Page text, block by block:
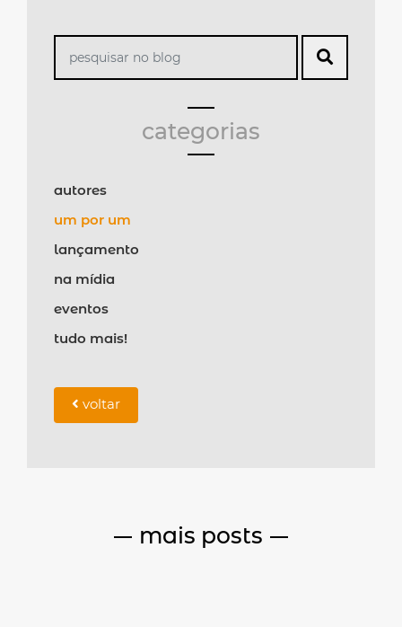
categorias
autores
um por um
lançamento
na mídia
eventos
tudo mais!
voltar
mais posts